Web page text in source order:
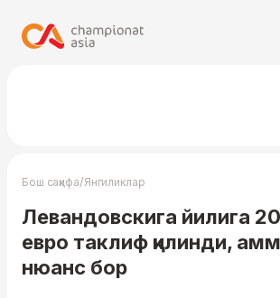
Бош саҳифа/Янгиликлар
Левандовскига йилига
евро таклиф қилинди,
нюанс бор